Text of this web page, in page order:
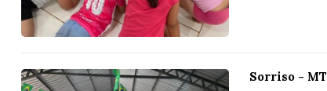
Sorriso - MT